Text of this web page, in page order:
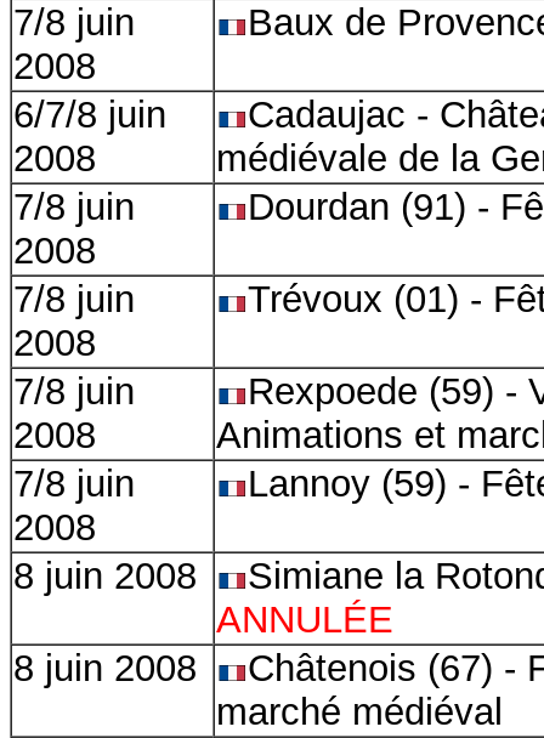
7/8 juin
2008
Baux de
6/7/8 juin
2008
Cadaujac -
médiévale de la
7/8 juin
2008
Dourdan (91) -
7/8 juin
2008
Trévoux (01) -
7/8 juin
2008
Rexpoede (59) -
Animations et
7/8 juin
2008
Lannoy (59) -
8 juin 2008
Simiane la
ANNULÉE
8 juin 2008
Châtenois (67) -
marché médiéval